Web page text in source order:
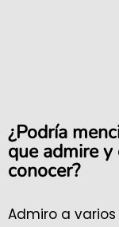
¿Podría
que admire
conocer?
Admiro a